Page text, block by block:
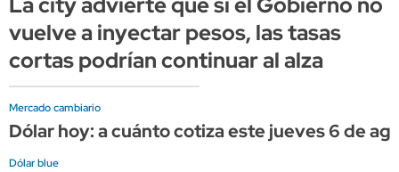
vuelve a inyectar pesos, las tasas
cortas podrían continuar al alza
Mercado cambiario
Dólar hoy: a cuánto cotiza este jueves 6 de
Dólar blue